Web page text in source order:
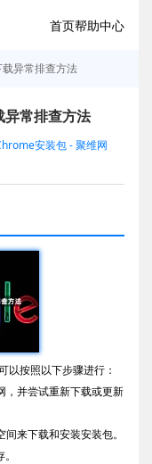
首页帮助中心
异常排查方法
常排查方法
安装包 - 聚维网
以按照以下步骤进行：
，并尝试重新下载或更新
来下载和安装安装包。